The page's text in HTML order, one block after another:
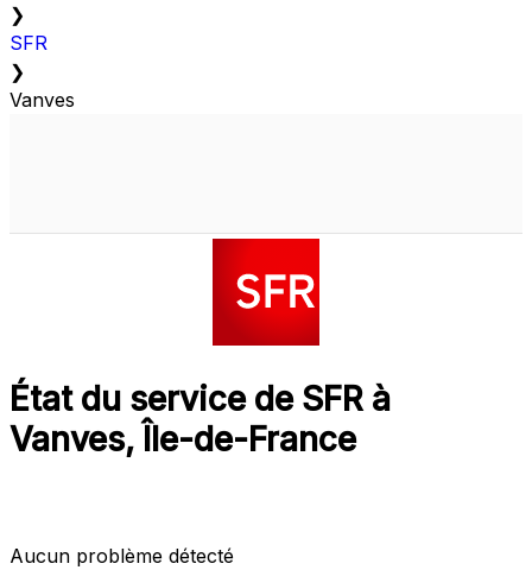
❯
SFR
❯
Vanves
État du service de SFR à
Vanves, Île-de-France
Aucun problème détecté